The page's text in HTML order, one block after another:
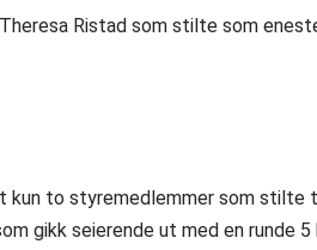
Ristad som stilte som
kun to styremedlemmer som stilte
gikk seierende ut med en runde